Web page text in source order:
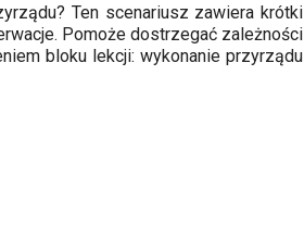
Ten scenariusz zawiera krótki
Pomoże dostrzegać zależności
bloku lekcji: wykonanie przyrządu